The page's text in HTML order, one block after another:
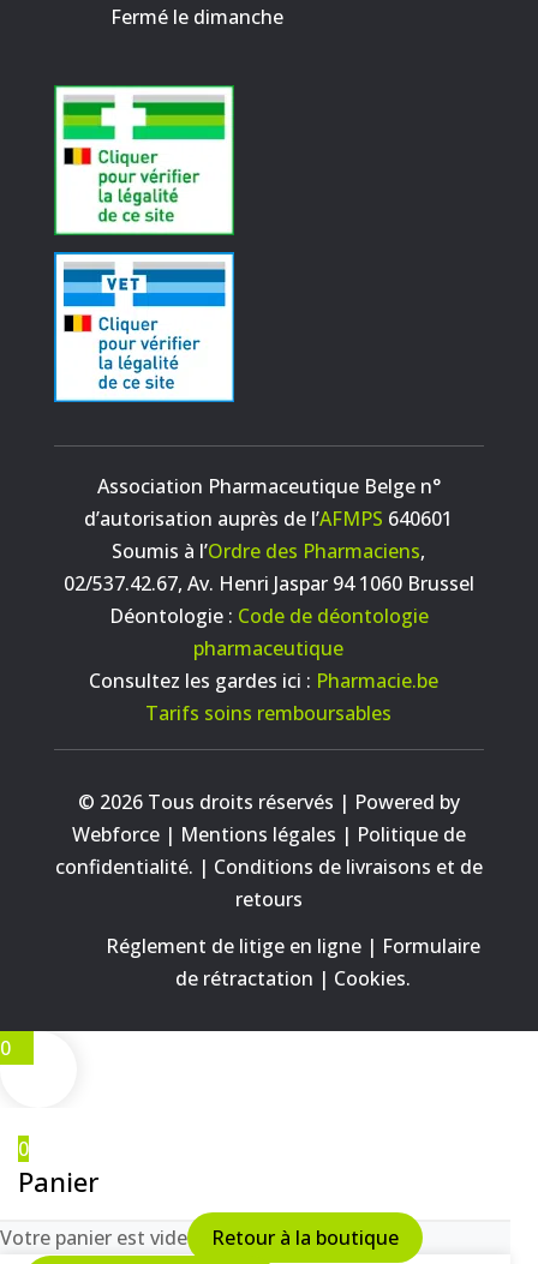
Fermé le dimanche
Association Pharmaceutique Belge n°
d’autorisation auprès de l’AFMPS 640601
Soumis à l’Ordre des Pharmaciens,
02/537.42.67, Av. Henri Jaspar 94 1060 Brussel
Déontologie : Code de déontologie
pharmaceutique
Consultez les gardes ici : Pharmacie.be
Tarifs soins remboursables
© 2026 Tous droits réservés | Powered by
Webforce | Mentions légales | Politique de
confidentialité. | Conditions de livraisons et de
retours
Réglement de litige en ligne| Formulaire
de rétractation | Cookies.
0
0
Panier
Votre panier est vide Retour à la boutique